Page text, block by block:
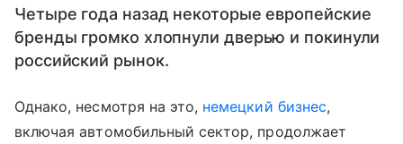
Четыре года назад некоторые европейские
бренды громко хлопнули дверью и покинули
российский рынок.
Однако, несмотря на это, немецкий бизнес,
включая автомобильный сектор, продолжает